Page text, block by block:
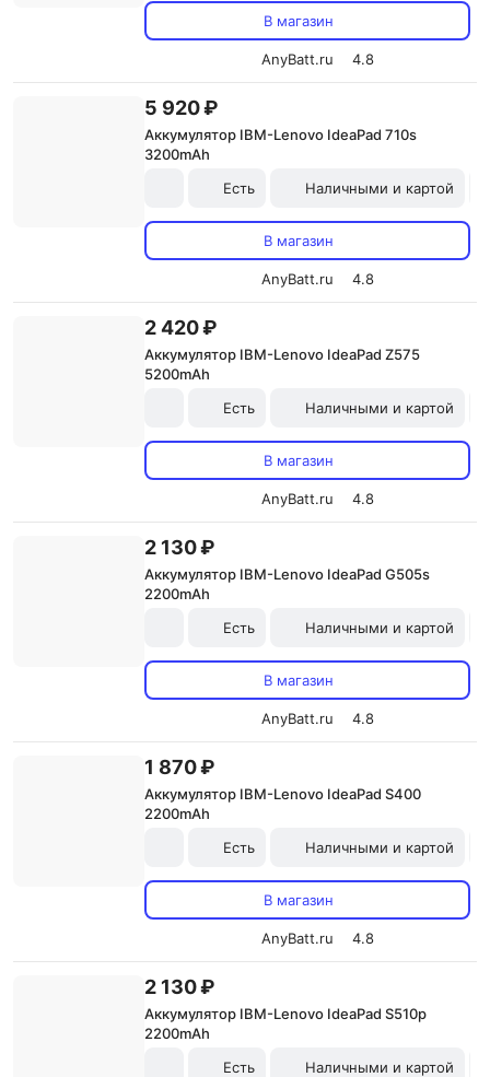
В магазин
AnyBatt.ru 4.8
5 920 ₽
Аккумулятор IBM-Lenovo IdeaPad 710s
3200mAh
Есть
Наличными и картой
В магазин
AnyBatt.ru 4.8
2 420 ₽
Аккумулятор IBM-Lenovo IdeaPad Z575
5200mAh
Есть
Наличными и картой
В магазин
AnyBatt.ru 4.8
2 130 ₽
Аккумулятор IBM-Lenovo IdeaPad G505s
2200mAh
Есть
Наличными и картой
В магазин
AnyBatt.ru 4.8
1 870 ₽
Аккумулятор IBM-Lenovo IdeaPad S400
2200mAh
Есть
Наличными и картой
В магазин
AnyBatt.ru 4.8
2 130 ₽
Аккумулятор IBM-Lenovo IdeaPad S510p
2200mAh
Есть
Наличными и картой